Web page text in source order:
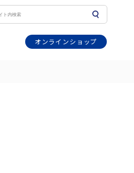
オンラインショップ